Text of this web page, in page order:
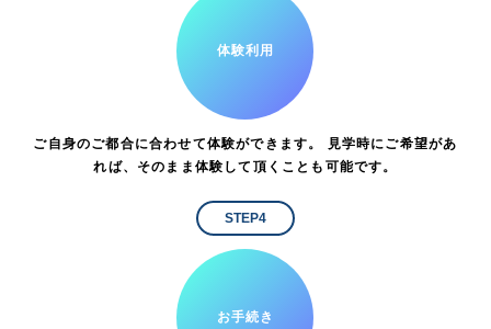
体験利用
ご自身のご都合に合わせて体験ができます。 見学時にご希望があ
れば、そのまま体験して頂くことも可能です。
STEP4
お手続き